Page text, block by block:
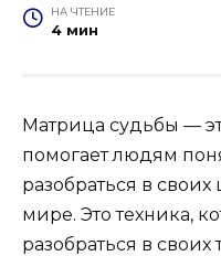
НА ЧТЕНИЕ
4 мин
Матрица судьбы —
помогает людям
разобраться в
мире. Это техника,
разобраться в своих